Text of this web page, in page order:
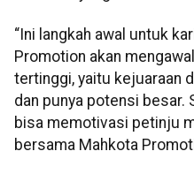
“Ini langkah awal untuk
Promotion akan
tertinggi, yaitu kejuaraan
dan punya potensi besar.
bisa memotivasi petinju
bersama Mahkota